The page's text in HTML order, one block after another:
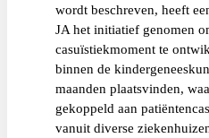
wordt beschreven, heeft
JA het initiatief genomen
casuïstiekmoment te
binnen de
maanden plaatsvinden,
gekoppeld aan
vanuit diverse